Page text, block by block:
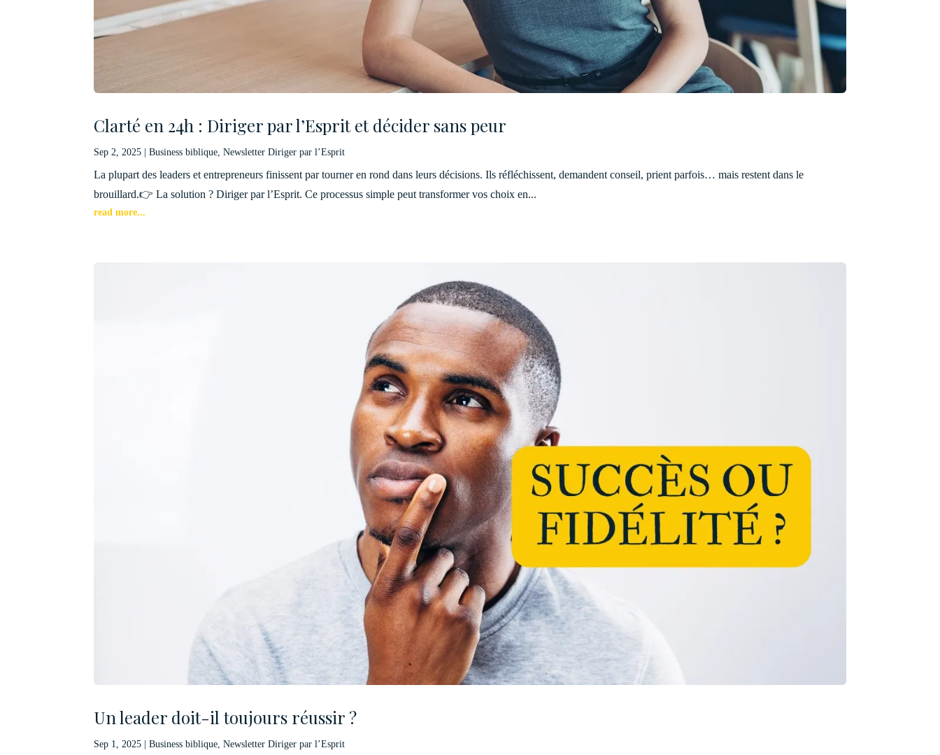
Clarté en 24h : Diriger par l’Esprit et décider sans peur
Sep 2, 2025 |Business biblique ,Newsletter Diriger par l’Esprit
La plupart des leaders et entrepreneurs finissent par tourner en rond dans leurs décisions. Ils réfléchissent, demandent conseil, prient parfois… mais restent dans le
brouillard.👉 La solution ? Diriger par l’Esprit. Ce processus simple peut transformer vos choix en...
read more...
Un leader doit-il toujours réussir ?
Sep 1, 2025 |Business biblique,Newsletter Diriger par l’Esprit